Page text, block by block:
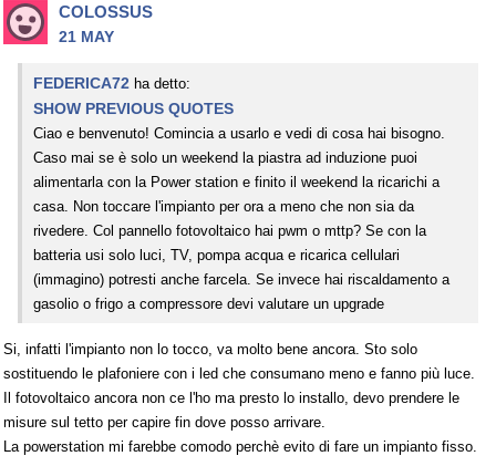
COLOSSUS
21 MAY
FEDERICA72 ha detto:
SHOW PREVIOUS QUOTES
Ciao e benvenuto! Comincia a usarlo e vedi di cosa hai bisogno.
Caso mai se è solo un weekend la piastra ad induzione puoi
alimentarla con la Power station e finito il weekend la ricarichi a
casa. Non toccare l'impianto per ora a meno che non sia da
rivedere. Col pannello fotovoltaico hai pwm o mttp? Se con la
batteria usi solo luci, TV, pompa acqua e ricarica cellulari
(immagino) potresti anche farcela. Se invece hai riscaldamento a
gasolio o frigo a compressore devi valutare un upgrade
Si, infatti l'impianto non lo tocco, va molto bene ancora. Sto solo
sostituendo le plafoniere con i led che consumano meno e fanno più luce.
Il fotovoltaico ancora non ce l'ho ma presto lo installo, devo prendere le
misure sul tetto per capire fin dove posso arrivare.
La powerstation mi farebbe comodo perchè evito di fare un impianto fisso.